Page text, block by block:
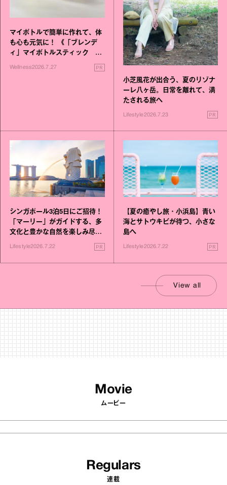
マイボトルで簡単に作れて、体
も心も元気に！ 《「ブレンデ
ィ」マイボトルスティック い
いこと毎日》シリーズが誕生
Wellness2026.7.27 PR
小芝風花が出合う、夏のリゾナ
ーレ八ヶ岳。日常を離れて、満
たされる旅へ
Lifestyle2026.7.23 PR
シンガポール3泊5日にご招待！
「マーリー」がガイドする、多
文化と豊かな自然を楽しみ尽く
Lifestyle2026.7.22 PR
【夏の癒やし旅・小浜島】青い
海とサトウキビが待つ、小さな
島へ
Lifestyle2026.7.22 PR
View all
Movie
ムービー
Regulars
連載